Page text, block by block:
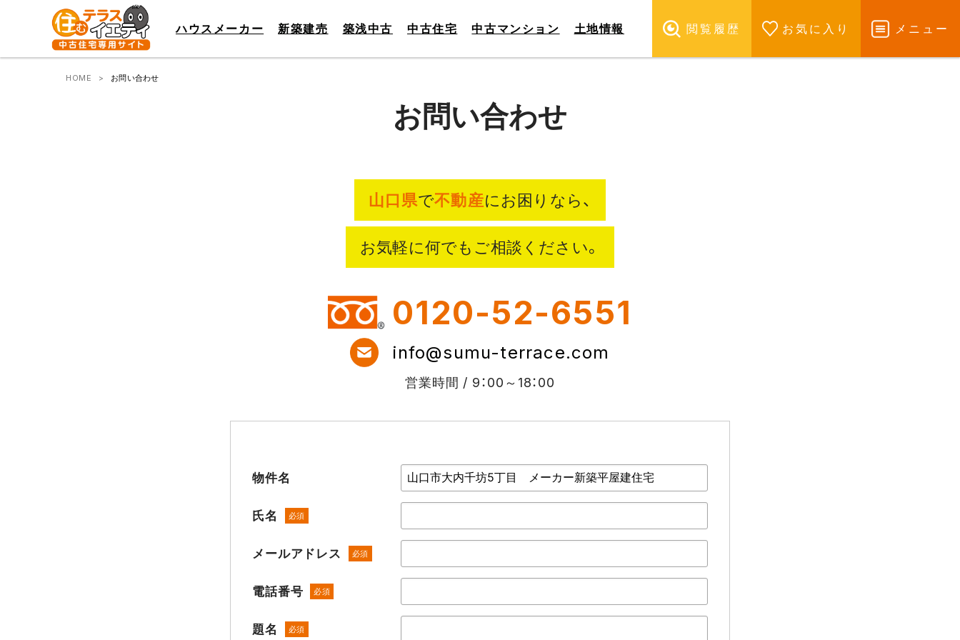
ハウスメーカー 新築建売 築浅中古 中古住宅 中古マンション 土地情報 閲覧履歴 お気に入り メニュー
HOME お問い合わせ
お問い合わせ
山口県で不動産にお困りなら、
お気軽に何でもご相談ください。
0120-52-6551
info@sumu-terrace.com
営業時間 / 9：00～18：00
物件名
氏名 必須
メールアドレス 必須
電話番号 必須
題名 必須